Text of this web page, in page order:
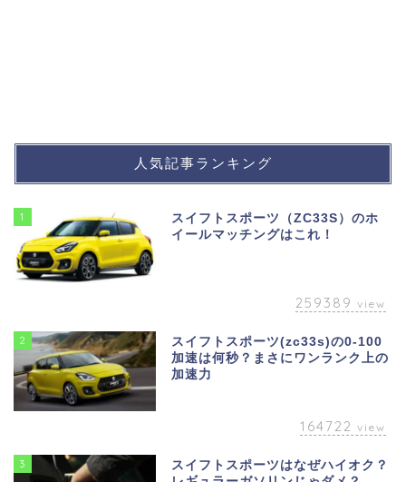
人気記事ランキング
1
スイフトスポーツ（ZC33S）のホ
イールマッチングはこれ！
259389 view
2
スイフトスポーツ(zc33s)の0-100
加速は何秒？まさにワンランク上の
加速力
164722 view
3
スイフトスポーツはなぜハイオク？